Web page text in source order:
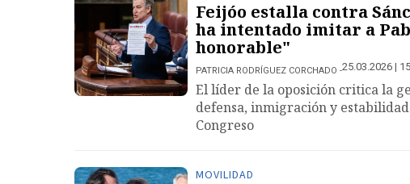
Feijóo estalla contra
ha intentado imitar a
honorable"
PATRICIA RODRÍGUEZ CORCHADO 25.03.2026 |
El líder de la oposición critica la
defensa, inmigración y
Congreso
MOVILIDAD